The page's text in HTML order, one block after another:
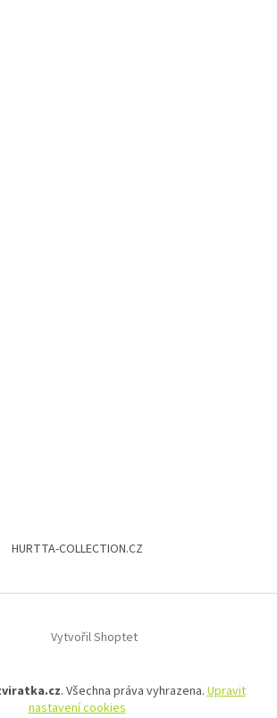
HURTTA-COLLECTION.CZ
Vytvořil Shoptet
. Všechna práva vyhrazena. Upravit
nastavení cookies